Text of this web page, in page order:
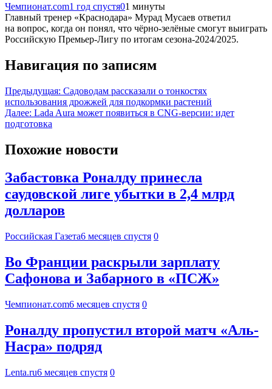
Чемпионат.com1 год спустя01 минуты
Главный тренер «Краснодара» Мурад Мусаев ответил
на вопрос, когда он понял, что чёрно-зелёные смогут выиграть
Российскую Премьер-Лигу по итогам сезона-2024/2025.
Навигация по записям
Предыдущая: Садоводам рассказали о тонкостях
использования дрожжей для подкормки растений
Далее: Lada Aura может появиться в CNG-версии: идет
подготовка
Похожие новости
Забастовка Роналду принесла
саудовской лиге убытки в 2,4 млрд
долларов
Российская Газета6 месяцев спустя 0
Во Франции раскрыли зарплату
Сафонова и Забарного в «ПСЖ»
Чемпионат.com6 месяцев спустя 0
Роналду пропустил второй матч «Аль-
Насра» подряд
Lenta.ru6 месяцев спустя 0